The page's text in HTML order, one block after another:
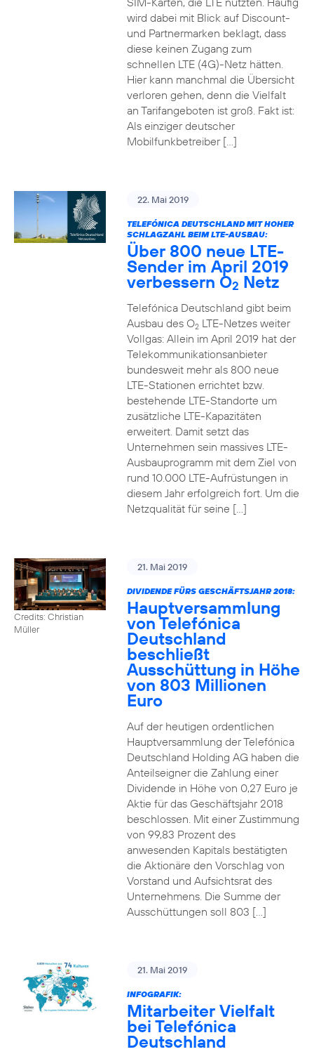
wird dabei mit Blick auf Discount-
und Partnermarken beklagt, dass
diese keinen Zugang zum
schnellen LTE (4G)-Netz hätten.
Hier kann manchmal die Übersicht
verloren gehen, denn die Vielfalt
an Tarifangeboten ist groß. Fakt ist:
Als einziger deutscher
Mobilfunkbetreiber […]
22. Mai 2019
TELEFÓNICA DEUTSCHLAND MIT HOHER
SCHLAGZAHL BEIM LTE-AUSBAU:
Über 800 neue LTE-
Sender im April 2019
verbessern O2 Netz
Telefónica Deutschland gibt beim
Ausbau des O2LTE-Netzes weiter
Vollgas: Allein im April 2019 hat der
Telekommunikationsanbieter
bundesweit mehr als 800 neue
LTE-Stationen errichtet bzw.
bestehende LTE-Standorte um
zusätzliche LTE-Kapazitäten
erweitert. Damit setzt das
Unternehmen sein massives LTE-
Ausbauprogramm mit dem Ziel von
rund 10.000 LTE-Aufrüstungen in
diesem Jahr erfolgreich fort. Um die
Netzqualität für seine […]
Credits: Christian
Müller
21. Mai 2019
DIVIDENDE FÜRS GESCHÄFTSJAHR 2018:
Hauptversammlung
von Telefónica
Deutschland
beschließt
Ausschüttung in Höhe
von 803 Millionen
Euro
Auf der heutigen ordentlichen
Hauptversammlung der Telefónica
Deutschland Holding AG haben die
Anteilseigner die Zahlung einer
Dividende in Höhe von 0,27 Euro je
Aktie für das Geschäftsjahr 2018
beschlossen. Mit einer Zustimmung
von 99,83 Prozent des
anwesenden Kapitals bestätigten
die Aktionäre den Vorschlag von
Vorstand und Aufsichtsrat des
Unternehmens. Die Summe der
Ausschüttungen soll 803 […]
21. Mai 2019
INFOGRAFIK:
Mitarbeiter Vielfalt
bei Telefónica
Deutschland